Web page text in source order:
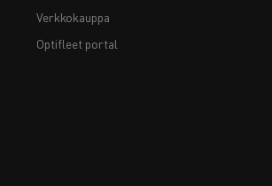
Verkkokauppa
Optifleet portal